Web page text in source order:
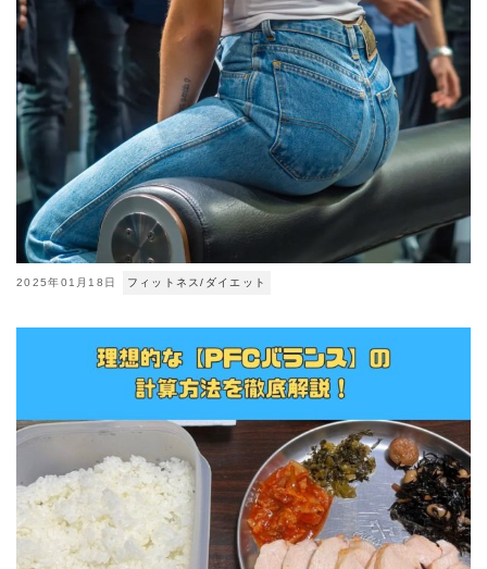
2025年01月18日 フィットネス/ダイエット